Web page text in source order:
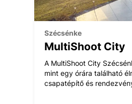
Szécsénke
MultiShoot City
A MultiShoot City
mint egy órára található
csapatépítő és